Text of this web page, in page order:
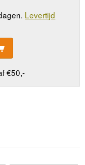
Levertijd
€50,-